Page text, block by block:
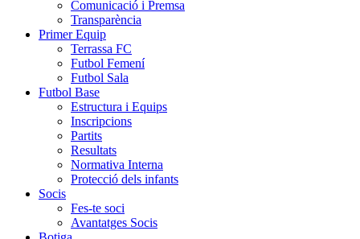
Comunicació i Premsa
Transparència
Primer Equip
Terrassa FC
Futbol Femení
Futbol Sala
Futbol Base
Estructura i Equips
Inscripcions
Partits
Resultats
Normativa Interna
Protecció dels infants
Socis
Fes-te soci
Avantatges Socis